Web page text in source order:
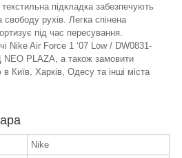
підкладка забезпечують
рухів. Легка спінена
під час пересування.
Nike Air Force 1 ‘07 Low / DW0831-
PLAZA, а також замовити
Київ, Харків, Одесу та інші міста
Nike